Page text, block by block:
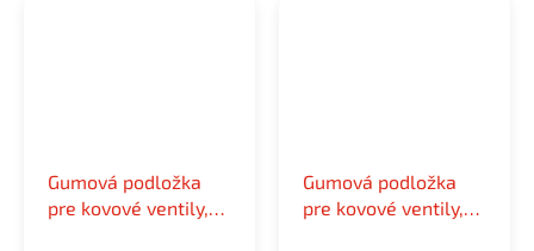
Gumová podložka
pre kovové ventily,
Gumová podložka
pre kovové ventily,